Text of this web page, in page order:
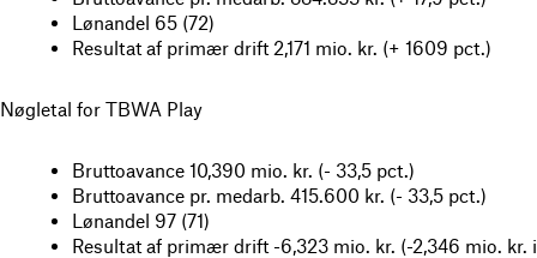
Lønandel 65 (72)
Resultat af primær drift 2,171 mio. kr. (+ 1609 pct.)
Nøgletal for TBWA Play
Bruttoavance 10,390 mio. kr. (- 33,5 pct.)
Bruttoavance pr. medarb. 415.600 kr. (- 33,5 pct.)
Lønandel 97 (71)
Resultat af primær drift -6,323 mio. kr. (-2,346 mio. kr. i